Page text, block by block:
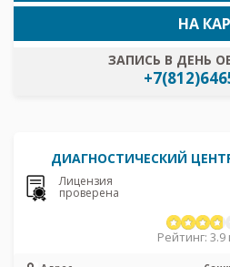
ЗАПИСЬ В ДЕНЬ
НА
ДИАГНОСТИЧЕСКИЙ
Лицензия
проверена
Рейтинг: 3.9